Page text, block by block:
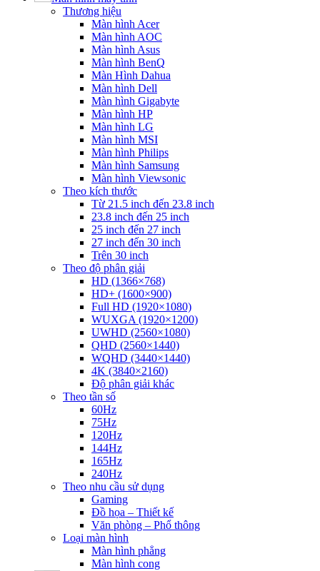
Thương hiệu
Màn hình Acer
Màn hình AOC
Màn hình Asus
Màn hình BenQ
Màn Hình Dahua
Màn hình Dell
Màn hình Gigabyte
Màn hình HP
Màn hình LG
Màn hình MSI
Màn hình Philips
Màn hình Samsung
Màn hình Viewsonic
Theo kích thước
Từ 21.5 inch đến 23.8 inch
23.8 inch đến 25 inch
25 inch đến 27 inch
27 inch đến 30 inch
Trên 30 inch
Theo độ phân giải
HD (1366×768)
HD+ (1600×900)
Full HD (1920×1080)
WUXGA (1920×1200)
UWHD (2560×1080)
QHD (2560×1440)
WQHD (3440×1440)
4K (3840×2160)
Độ phân giải khác
Theo tần số
60Hz
75Hz
120Hz
144Hz
165Hz
240Hz
Theo nhu cầu sử dụng
Gaming
Đồ họa – Thiết kế
Văn phòng – Phổ thông
Loại màn hình
Màn hình phẳng
Màn hình cong